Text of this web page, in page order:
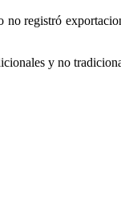
registró
y no